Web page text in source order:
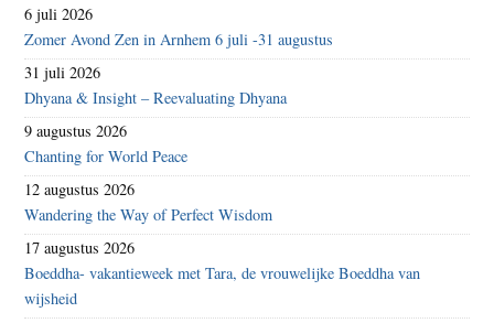
6 juli 2026
Zomer Avond Zen in Arnhem 6 juli -31 augustus
31 juli 2026
Dhyana & Insight – Reevaluating Dhyana
9 augustus 2026
Chanting for World Peace
12 augustus 2026
Wandering the Way of Perfect Wisdom
17 augustus 2026
Boeddha- vakantieweek met Tara, de vrouwelijke Boeddha van
wijsheid